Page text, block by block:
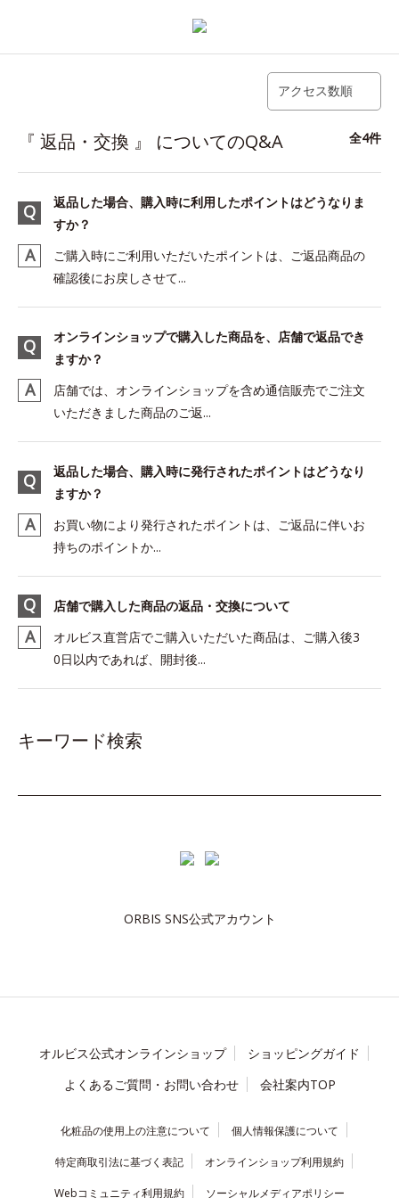
アクセス数順
『 返品・交換 』 についてのQ&A 全4件
返品した場合、購入時に利用したポイントはどうなりま
すか？
ご購入時にご利用いただいたポイントは、ご返品商品の
確認後にお戻しさせて...
オンラインショップで購入した商品を、店舗で返品でき
ますか？
店舗では、オンラインショップを含め通信販売でご注文
いただきました商品のご返...
返品した場合、購入時に発行されたポイントはどうなり
ますか？
お買い物により発行されたポイントは、ご返品に伴いお
持ちのポイントか...
店舗で購入した商品の返品・交換について
オルビス直営店でご購入いただいた商品は、ご購入後3
0日以内であれば、開封後...
キーワード検索
ORBIS SNS公式アカウント
オルビス公式オンラインショップ
ショッピングガイド
よくあるご質問・お問い合わせ
会社案内TOP
化粧品の使用上の注意について 個人情報保護について
特定商取引法に基づく表記 オンラインショップ利用規約
Webコミュニティ利用規約 ソーシャルメディアポリシー